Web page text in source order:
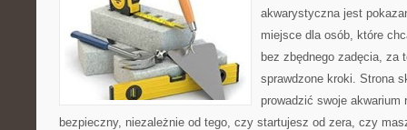
akwarystyczna jest
miejsce dla osób, które
bez zbędnego zadęcia, za
sprawdzone kroki. Strona
prowadzić swoje akwarium
bezpieczny, niezależnie od tego, czy startujesz od zera, czy